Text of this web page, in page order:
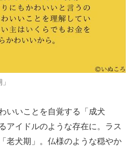
いいことを自覚する「成犬
アイドルのような存在に。ラス
老犬期」。仏様のような穏やか